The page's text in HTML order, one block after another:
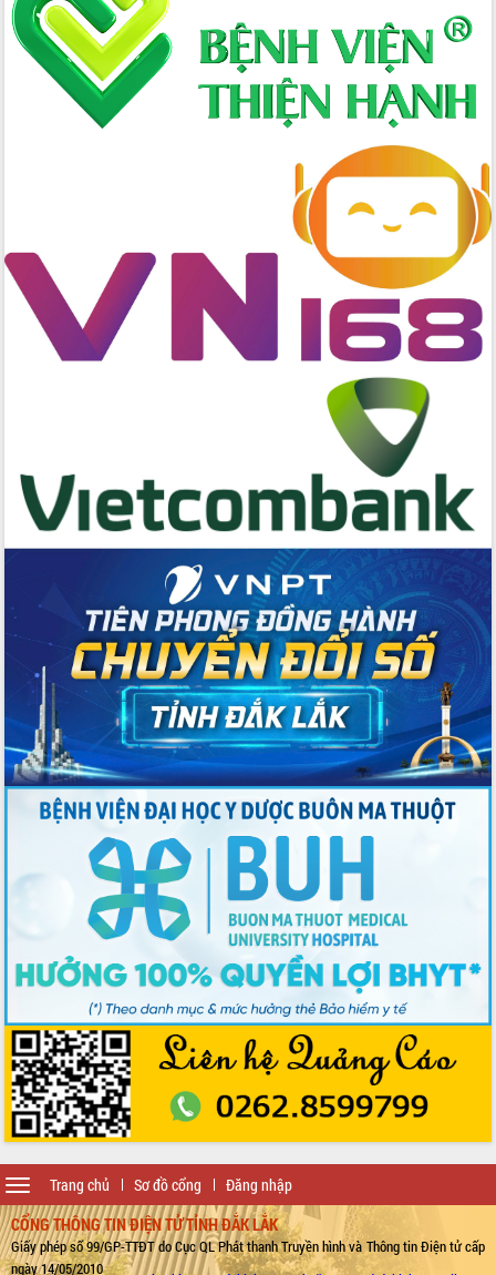
Trang chủ Sơ đồ cổng Đăng nhập
Toggle
navigation
CỔNG THÔNG TIN ĐIỆN TỬ TỈNH ĐẮK LẮK
Giấy phép số 99/GP-TTĐT do Cục QL Phát thanh Truyền hình và Thông tin Điện tử cấp
ngày 14/05/2010